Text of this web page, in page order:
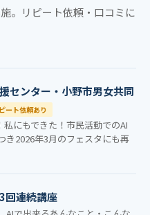
。リピート依頼・口コミに
センター・小野市男女共同
ート依頼あり
私にもできた！市民活動でのAI
き2026年3月のフェスタにも再
連続講座